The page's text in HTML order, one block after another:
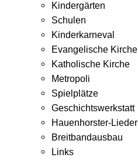
Kindergärten
Schulen
Kinderkarneval
Evangelische Kirche
Katholische Kirche
Metropoli
Spielplätze
Geschichtswerkstatt
Hauenhorster-Lieder
Breitbandausbau
Links